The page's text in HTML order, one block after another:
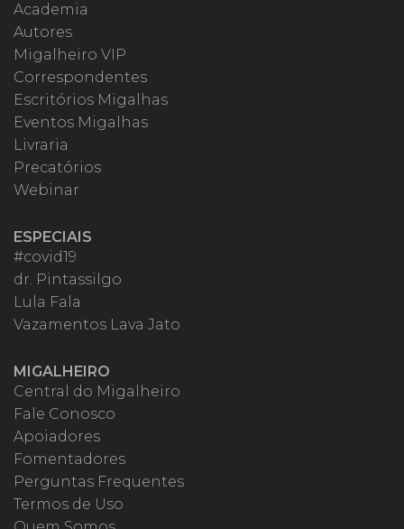
Academia
Autores
Migalheiro VIP
Correspondentes
Escritórios Migalhas
Eventos Migalhas
Livraria
Precatórios
Webinar
ESPECIAIS
#covid19
dr. Pintassilgo
Lula Fala
Vazamentos Lava Jato
MIGALHEIRO
Central do Migalheiro
Fale Conosco
Apoiadores
Fomentadores
Perguntas Frequentes
Termos de Uso